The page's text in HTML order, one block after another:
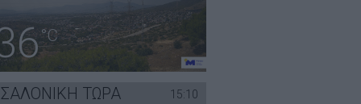
°C
ΤΩΡΑ 15:10